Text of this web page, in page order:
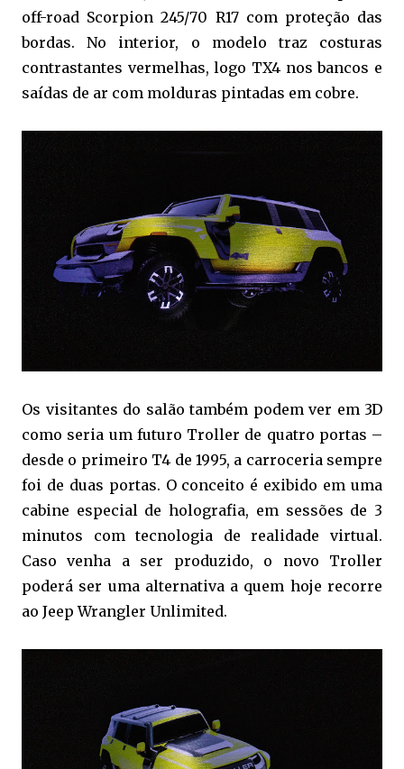
off-road Scorpion 245/70 R17 com proteção das
bordas. No interior, o modelo traz costuras
contrastantes vermelhas, logo TX4 nos bancos e
saídas de ar com molduras pintadas em cobre.
Os visitantes do salão também podem ver em 3D
como seria um futuro Troller de quatro portas –
desde o primeiro T4 de 1995, a carroceria sempre
foi de duas portas. O conceito é exibido em uma
cabine especial de holografia, em sessões de 3
minutos com tecnologia de realidade virtual.
Caso venha a ser produzido, o novo Troller
poderá ser uma alternativa a quem hoje recorre
ao Jeep Wrangler Unlimited.